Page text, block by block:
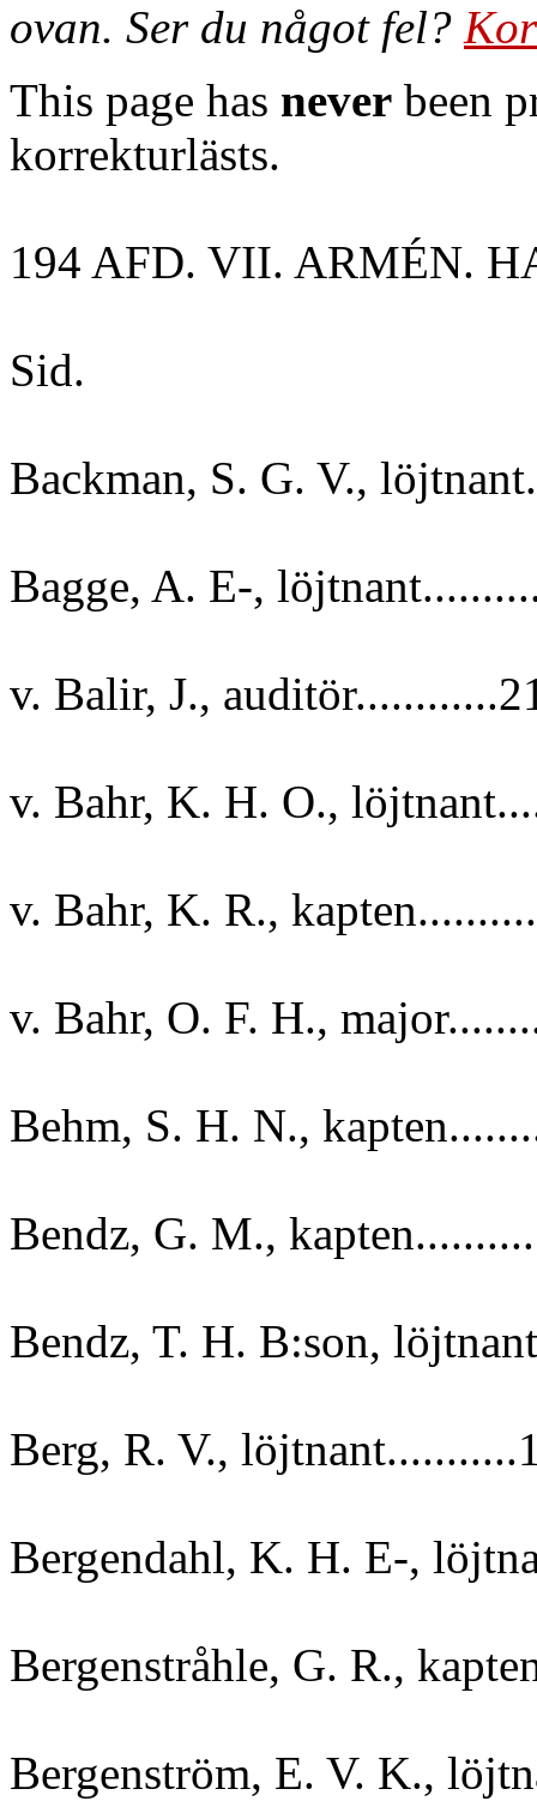
ovan. Ser du något fel?
This page has never been
korrekturlästs.
194 AFD. VII. ARMÉN.
Sid.
Backman, S. G. V.,
Bagge, A. E-,
v. Balir, J.,
v. Bahr, K. H. O.,
v. Bahr, K. R.,
v. Bahr, O. F. H.,
Behm, S. H. N.,
Bendz, G. M.,
Bendz, T. H. B:son,
Berg, R. V.,
Bergendahl, K. H. E-,
Bergenstråhle, G. R.,
Bergenström, E. V. K.,